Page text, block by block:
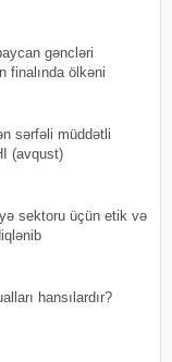
gəncləri
finalında ölkəni
sərfəli müddətli
(avqust)
sektoru üçün etik və
hansılardır?